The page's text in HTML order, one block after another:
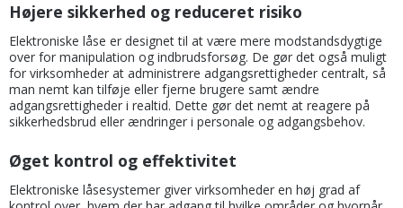
Højere sikkerhed og reduceret risiko
Elektroniske låse er designet til at være mere modstandsdygtige
over for manipulation og indbrudsforsøg. De gør det også muligt
for virksomheder at administrere adgangsrettigheder centralt, så
man nemt kan tilføje eller fjerne brugere samt ændre
adgangsrettigheder i realtid. Dette gør det nemt at reagere på
sikkerhedsbrud eller ændringer i personale og adgangsbehov.
Øget kontrol og effektivitet
Elektroniske låsesystemer giver virksomheder en høj grad af